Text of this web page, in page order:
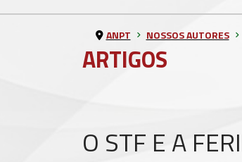
ARTIGOS
ANPT NOSSOS AUTORES
O STF E A